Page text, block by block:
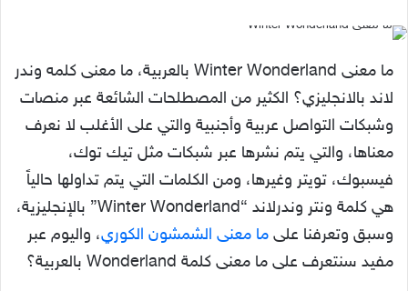
ما معنى Winter Wonderland بالعربية، ما معنى كلمه وندر
لاند بالانجليزي؟ الكثير من المصطلحات الشائعة عبر منصات
وشبكات التواصل عربية وأجنبية والتي على الأغلب لا نعرف
معناها، والتي يتم نشرها عبر شبكات مثل تيك توك،
فيسبوك، تويتر وغيرها، ومن الكلمات التي يتم تداولها حالياً
هي كلمة ونتر وندرلاند “Winter Wonderland” بالإنجليزية،
وسبق وتعرفنا على ما معنى الشمشون الكوري، واليوم عبر
مفيد سنتعرف على ما معنى كلمة Wonderland بالعربية؟